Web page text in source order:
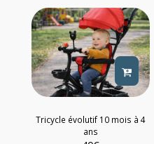
équilibre et démarrer la
grande aventure du deux
roues? Notre draisienne 10"
est adaptée aux enfants dès
2 ans (85 cm à 105cm) Ses
atouts : son cadre bas facile
à enjamber, son repose-
pieds qui invite à jouer avec
l'équilibre et sa légèreté.
C'est le parfait allié pour
propulser à son rythme.
Tricycle évolutif 10 mois à 4
ans